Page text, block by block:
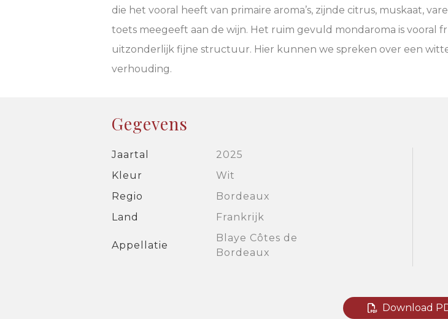
die het vooral heeft van primaire aroma’s, zijnde citrus, muskaat,
toets meegeeft aan de wijn. Het ruim gevuld mondaroma is vooral
uitzonderlijk fijne structuur. Hier kunnen we spreken over een
verhouding.
Gegevens
Jaartal
2025
Kleur
Wit
Regio
Bordeaux
Land
Frankrijk
Appellatie
Blaye Côtes de
Bordeaux
Download